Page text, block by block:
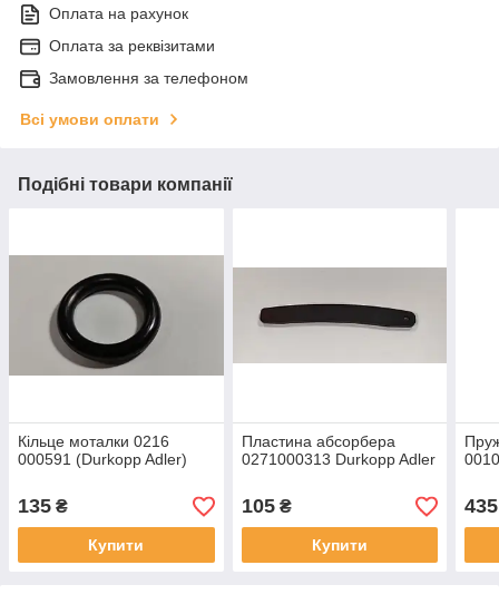
Оплата на рахунок
Оплата за реквізитами
Замовлення за телефоном
Всі умови оплати
Подібні товари компанії
Кільце моталки 0216
000591 (Durkopp Adler)
135 ₴
Купити
Пластина абсорбера
0271000313 Durkopp Adler
105₴
Купити
435